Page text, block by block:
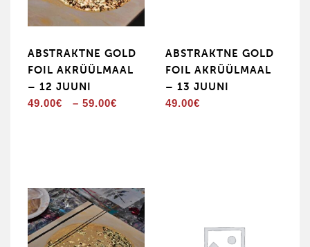
ABSTRAKTNE GOLD
FOIL AKRÜÜLMAAL
– 12 JUUNI
49.00€ – 59.00€
Hinnavahemik:
ABSTRAKTNE GOLD
FOIL AKRÜÜLMAAL
– 13 JUUNI
49.00€